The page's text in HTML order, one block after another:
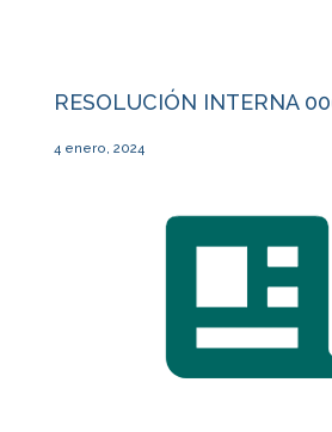
RESOLUCIÓN INTERNA
4 enero, 2024